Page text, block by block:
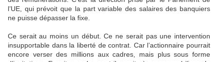
l’UE, qui prévoit que la part variable des salaires des banquiers
ne puisse dépasser la fixe.
Ce serait au moins un début. Ce ne serait pas une intervention
insupportable dans la liberté de contrat. Car l’actionnaire pourrait
encore verser des millions aux cadres, mais plus sous forme